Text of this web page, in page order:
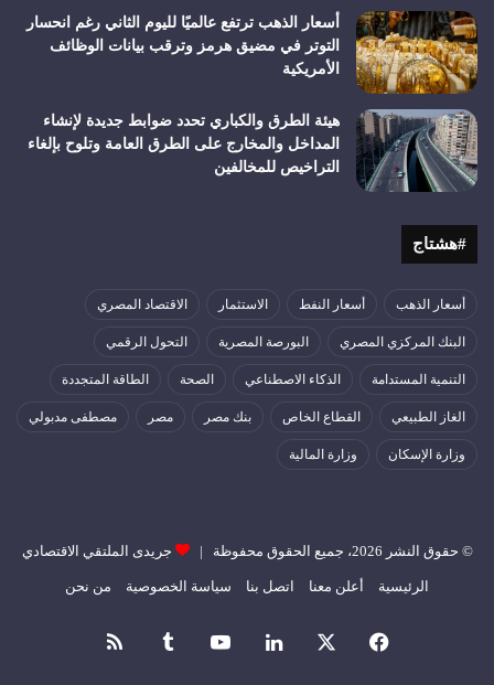
أسعار الذهب ترتفع عالميًا لليوم الثاني رغم انحسار
التوتر في مضيق هرمز وترقب بيانات الوظائف
الأمريكية
هيئة الطرق والكباري تحدد ضوابط جديدة لإنشاء
المداخل والمخارج على الطرق العامة وتلوح بإلغاء
التراخيص للمخالفين
#هشتاج
أسعار الذهب أسعار النفط الاستثمار الاقتصاد المصري
البنك المركزي المصري البورصة المصرية التحول الرقمي
التنمية المستدامة الذكاء الاصطناعي الصحة الطاقة المتجددة
الغاز الطبيعي القطاع الخاص بنك مصر مصر مصطفى مدبولي
وزارة الإسكان وزارة المالية
© حقوق النشر 2026، جميع الحقوق محفوظة | جريدى الملتقي الاقتصادي
الرئيسية أعلن معنا اتصل بنا سياسة الخصوصية من نحن
فيسبوك لينكدإن ‫YouTube